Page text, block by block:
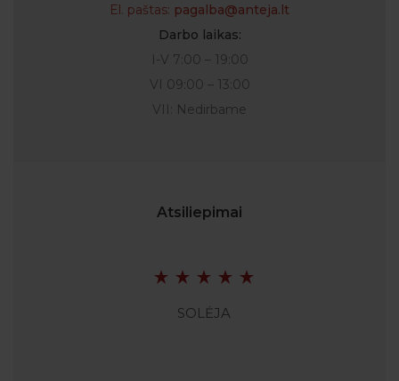
El. paštas: pagalba@anteja.lt
Darbo laikas:
I-V 7:00 – 19:00
VI 09:00 – 13:00
VII: Nedirbame
Atsiliepimai
SOLĖJA